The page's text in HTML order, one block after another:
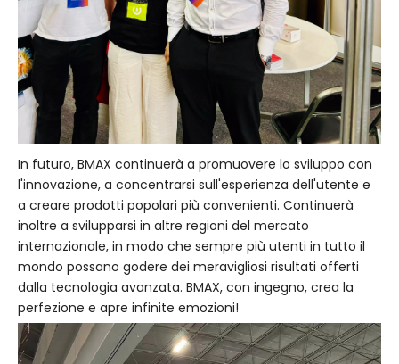
In futuro, BMAX continuerà a promuovere lo sviluppo con
l'innovazione, a concentrarsi sull'esperienza dell'utente e
a creare prodotti popolari più convenienti. Continuerà
inoltre a svilupparsi in altre regioni del mercato
internazionale, in modo che sempre più utenti in tutto il
mondo possano godere dei meravigliosi risultati offerti
dalla tecnologia avanzata. BMAX, con ingegno, crea la
perfezione e apre infinite emozioni!